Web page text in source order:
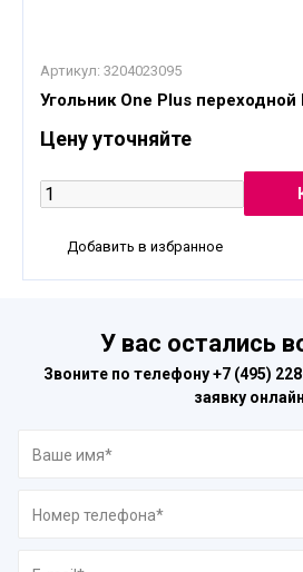
Артикул: 3204023095
Угольник One Plus
Цену уточняйте
Добавить в избранное
У вас остались
Звоните по телефону+7 (495)
заявку онлайн